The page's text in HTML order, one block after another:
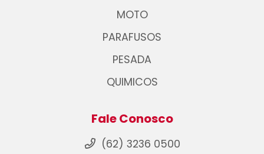
MOTO
PARAFUSOS
PESADA
QUIMICOS
Fale Conosco
(62) 3236 0500